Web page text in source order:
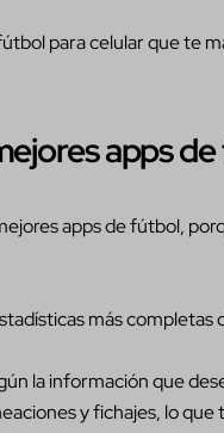
para celular que te
apps
apps de fútbol,
más completas
la información que
y fichajes, lo que